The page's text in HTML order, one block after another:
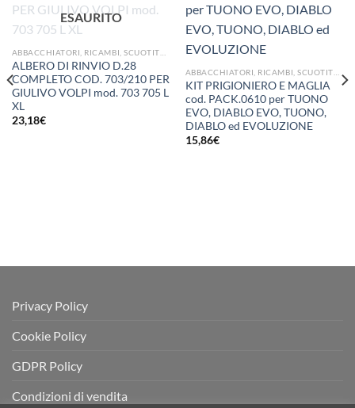
dei
desideri
ESAURITO
ALBERO DI RINVIO D.28
COMPLETO COD. 703/210 PER
GIULIVO VOLPI mod. 703 705 L
XL
23,18€
Aggiungi
KIT PRIGIONIERO E MAGLIA
cod. PACK.0610 per TUONO
EVO, DIABLO EVO, TUONO,
DIABLO ed EVOLUZIONE
15,86€
Privacy Policy
Cookie Policy
GDPR Policy
Condizioni di vendita